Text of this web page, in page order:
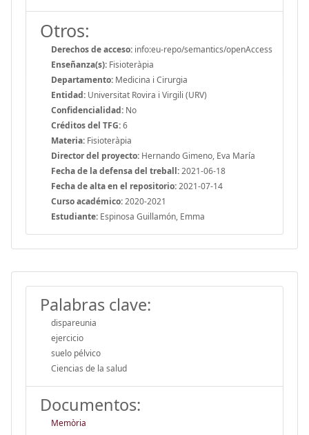
Otros:
Derechos de acceso: info:eu-repo/semantics/openAccess
Enseñanza(s): Fisioteràpia
Departamento: Medicina i Cirurgia
Entidad: Universitat Rovira i Virgili (URV)
Confidencialidad: No
Créditos del TFG:6
Materia: Fisioteràpia
Director del proyecto: Hernando Gimeno, Eva María
Fecha de la defensa del treball:2021-06-18
Fecha de alta en el repositorio:2021-07-14
Curso académico:2020-2021
Estudiante: Espinosa Guillamón, Emma
Palabras clave:
dispareunia
ejercicio
suelo pélvico
Ciencias de la salud
Documentos:
Memòria